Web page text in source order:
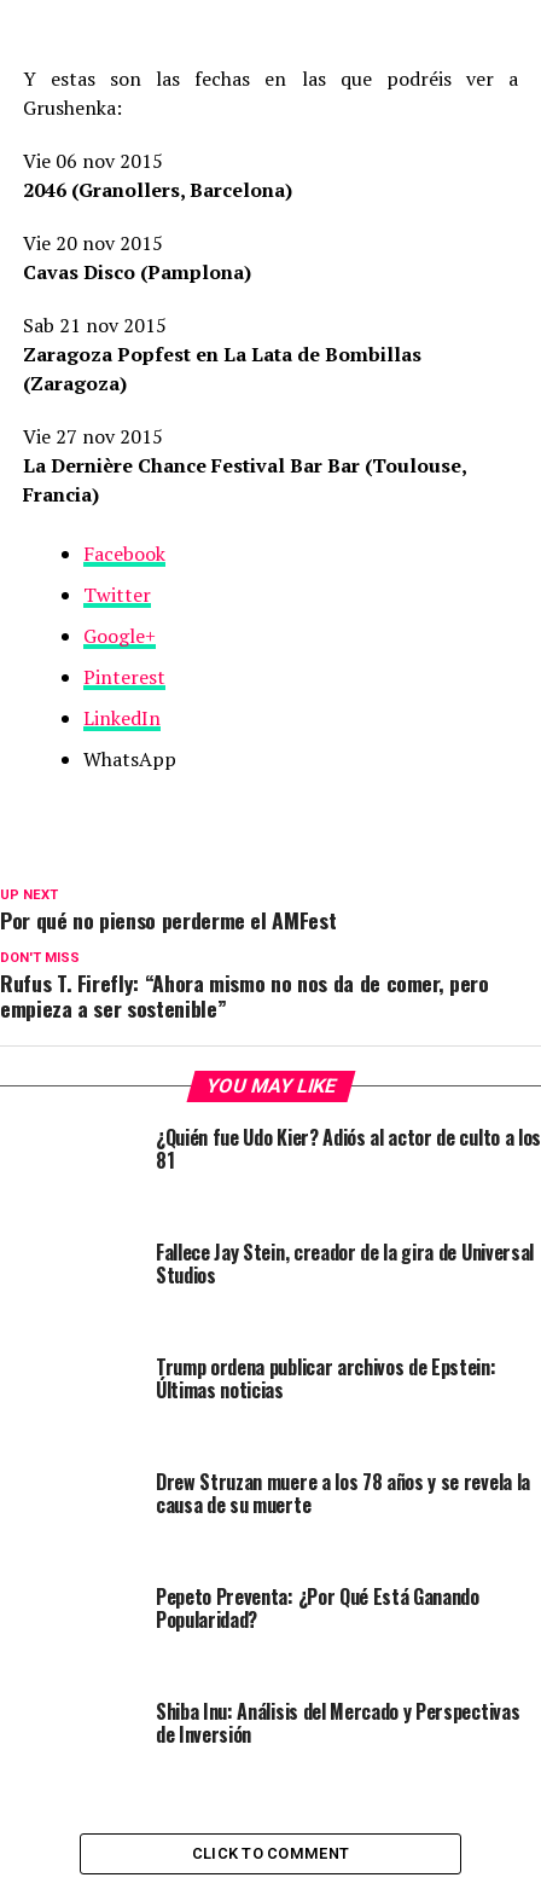
Y estas son las fechas en las que podréis ver a
Grushenka:
Vie 06 nov 2015
2046 (Granollers, Barcelona)
Vie 20 nov 2015
Cavas Disco (Pamplona)
Sab 21 nov 2015
Zaragoza Popfest en La Lata de Bombillas
(Zaragoza)
Vie 27 nov 2015
La Dernière Chance Festival Bar Bar (Toulouse,
Francia)
Facebook
Twitter
Google+
Pinterest
LinkedIn
WhatsApp
UP NEXT
Por qué no pienso perderme el AMFest
DON'T MISS
Rufus T. Firefly: “Ahora mismo no nos da de comer, pero
empieza a ser sostenible”
YOU MAY LIKE
¿Quién fue Udo Kier? Adiós al actor de culto a los
81
Fallece Jay Stein, creador de la gira de Universal
Studios
Trump ordena publicar archivos de Epstein:
Últimas noticias
Drew Struzan muere a los 78 años y se revela la
causa de su muerte
Pepeto Preventa: ¿Por Qué Está Ganando
Popularidad?
Shiba Inu: Análisis del Mercado y Perspectivas
de Inversión
CLICK TO COMMENT